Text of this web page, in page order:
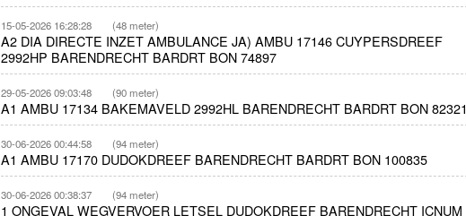
15-05-2026 16:28:28 (48 meter)
A2 DIA DIRECTE INZET AMBULANCE JA) AMBU 17146 CUYPERSDREEF
2992HP BARENDRECHT BARDRT BON 74897
29-05-2026 09:03:48 (90 meter)
A1 AMBU 17134 BAKEMAVELD 2992HL BARENDRECHT BARDRT BON 82321
30-06-2026 00:44:58 (94 meter)
A1 AMBU 17170 DUDOKDREEF BARENDRECHT BARDRT BON 100835
30-06-2026 00:38:37 (94 meter)
1 ONGEVAL WEGVERVOER LETSEL DUDOKDREEF BARENDRECHT ICNUM